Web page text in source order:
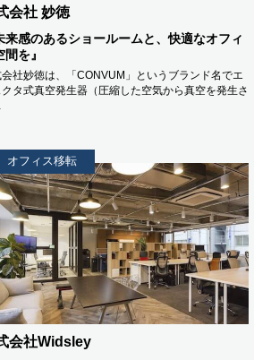
会社 妙徳
来感のあるショールームと、快適なオフィ
間を』
社妙徳は、「CONVUM」というブランド名でエ
クタ式真空発生器（圧縮した空気から真空を発生さ
オフィス移転
会社Widsley